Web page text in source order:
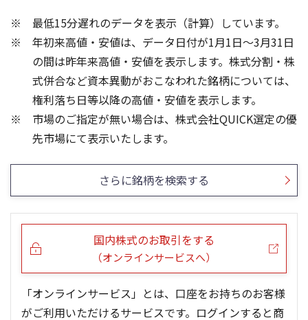
26/02
25/12
25/10
25/08
25/06
25/04
6,000
8,000
10,000
100
24/01
23/01
22/01
21/01
0
5,000
最低15分遅れのデータを表示（計算）しています。
年初来高値・安値は、データ日付が1月1日～3月31日
の間は昨年来高値・安値を表示します。株式分割・株
式併合など資本異動がおこなわれた銘柄については、
権利落ち日等以降の高値・安値を表示します。
市場のご指定が無い場合は、株式会社QUICK選定の優
先市場にて表示いたします。
さらに銘柄を検索する
国内株式のお取引をする
（オンラインサービスへ）
「オンラインサービス」とは、口座をお持ちのお客様
がご利用いただけるサービスです。ログインすると商